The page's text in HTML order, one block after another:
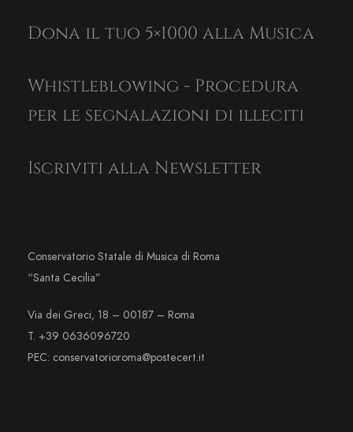
Dona il tuo 5×1000 alla Musica
Whistleblowing - Procedura
per le segnalazioni di illeciti
Iscriviti alla Newsletter
Conservatorio Statale di Musica di Roma
“Santa Cecilia”
Via dei Greci, 18 – 00187 – Roma
T. +39 0636096720
PEC: conservatorioroma@postecert.it